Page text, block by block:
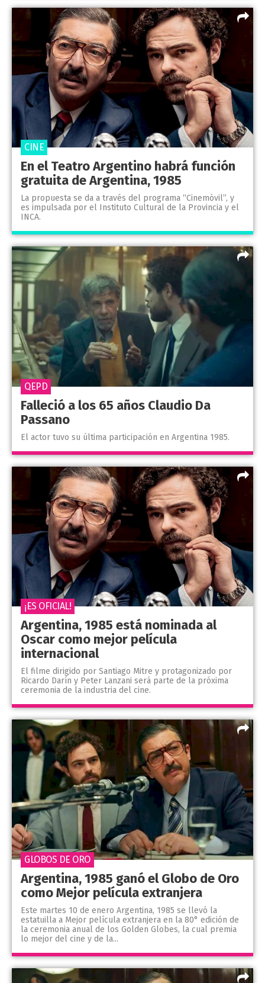
En el Teatro Argentino habrá función
gratuita de Argentina, 1985
La propuesta se da a través del programa “Cinemóvil”, y
es impulsada por el Instituto Cultural de la Provincia y el
INCA.
CINE
Falleció a los 65 años Claudio Da
Passano
El actor tuvo su última participación en Argentina 1985.
QEPD
Argentina, 1985 está nominada al
Oscar como mejor película
internacional
El filme dirigido por Santiago Mitre y protagonizado por
Ricardo Darín y Peter Lanzani será parte de la próxima
ceremonia de la industria del cine.
¡ES OFICIAL!
Argentina, 1985 ganó el Globo de Oro
como Mejor película extranjera
Este martes 10 de enero Argentina, 1985 se llevó la
estatuilla a Mejor película extranjera en la 80° edición de
la ceremonia anual de los Golden Globes, la cual premia
lo mejor del cine y de la...
GLOBOS DE ORO